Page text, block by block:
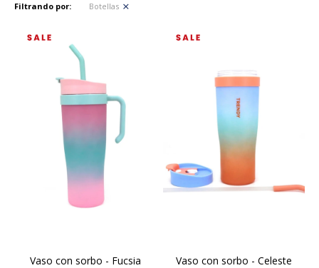
Filtrando por: Botellas
Vaso con sorbo - Fucsia
Vaso con sorbo - Celeste